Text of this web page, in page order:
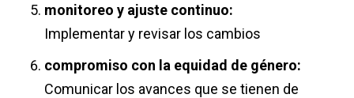
monitoreo y ajuste continuo:
Implementar y revisar los cambios
compromiso con la equidad de género:
Comunicar los avances que se tienen de